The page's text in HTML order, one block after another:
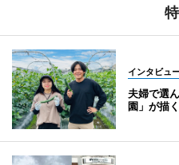
インタビュ
夫婦で選
園」が描